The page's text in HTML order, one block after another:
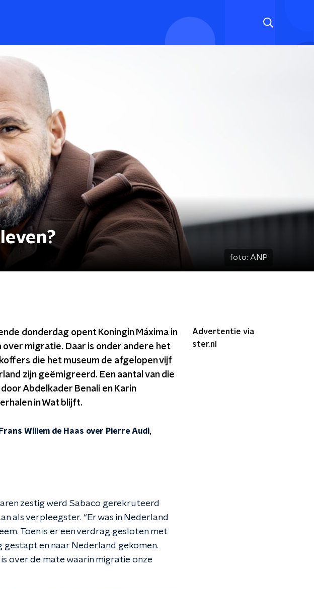
foto: ANP
donderdag opent Koningin Máxima in
over migratie. Daar is onder andere het
die het museum de afgelopen vijf
zijn geëmigreerd. Een aantal van die
Abdelkader Benali en Karin
in Wat blijft.
Willem de Haas over Pierre Audi,
zestig werd Sabaco gerekruteerd
als verpleegster. “Er was in Nederland
Toen is er een verdrag gesloten met
gestapt en naar Nederland gekomen.
over de mate waarin migratie onze
Advertentie via
ster.nl